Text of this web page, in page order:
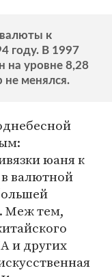
валюты к
году. В 1997
на уровне 8,28
не менялся.
юаня к
валютной
Меж тем,
и других